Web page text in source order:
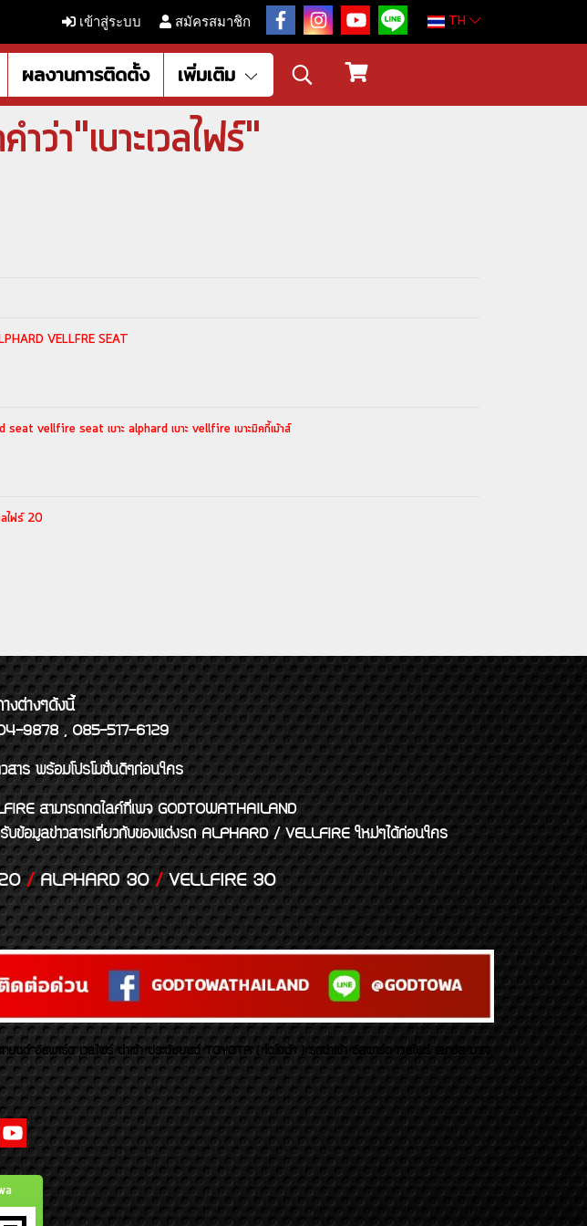
เข้าสู่ระบบ สมัครสมาชิก TH
ผลงานการติดตั้ง เพิ่มเติม
า"เบาะเวลไฟร์"
VELLFRE SEAT
seat vellfire seat เบาะ alphard เบาะ vellfire เบาะมิคกี้เม้าส์
ไฟร์ 20
งต่างๆดังนี้
9878 , 085-517-6129
สาร พร้อมโปรโมชั่นดีๆก่อนใคร
สามารถกดไลค์ที่เพจ GODTOWATHAILAND
บข้อมูลข่าวสารเกี่ยวกับของแต่งรถ ALPHARD / VELLFIRE ใหม่ๆได้ก่อนใคร
/ALPHARD 30/VELLFIRE 30
ต์ อัลพาร์ด เวลไฟร์ นำเข้า ประดับยนต์ TOYOTA ( โตโยต้า ) รถนำเข้า อัลพาร์ด เวลไฟร์ เลกซัส มาเจ